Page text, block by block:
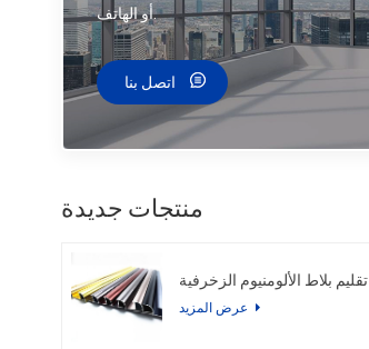
أو الهاتف.
منتجات جديدة
تقليم بلاط الألومنيوم الزخرفية